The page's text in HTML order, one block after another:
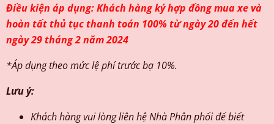
Điều kiện áp dụng: Khách hàng ký hợp đồng mua xe và
hoàn tất thủ tục thanh toán 100% từ ngày 20 đến hết
ngày 29 tháng 2 năm 2024
*Áp dụng theo mức lệ phí trước bạ 10%.
Lưu ý:
Khách hàng vui lòng liên hệ Nhà Phân phối để biết